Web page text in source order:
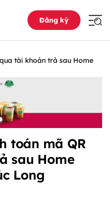
Đăng ký
tài khoản trả sau Home
toán mã QR
sau Home
Long